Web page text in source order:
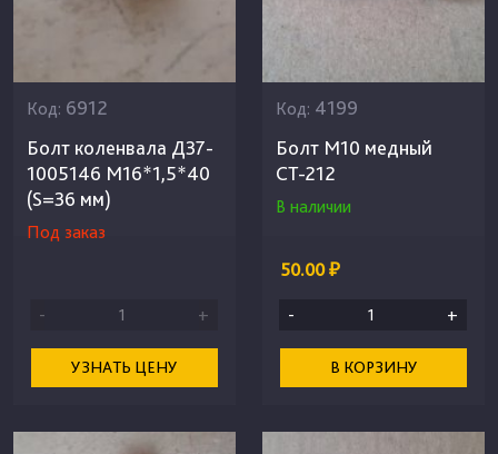
Код: 6912
Болт коленвала Д37-
1005146 М16*1,5*40
(S=36 мм)
Под заказ
- +
УЗНАТЬ ЦЕНУ
Код: 4199
Болт М10 медный
СТ-212
В наличии
50.00 ₽
- +
В КОРЗИНУ